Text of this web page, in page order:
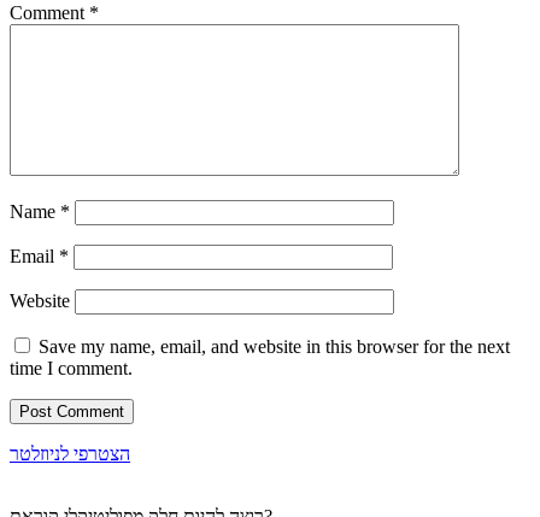
Comment *
Name *
Email *
Website
Save my name, email, and website in this browser for the next
time I comment.
הצטרפי לניוזלטר